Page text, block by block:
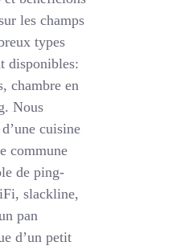
les champs
types
disponibles:
chambre en
Nous
cuisine
commune
de ping-
slackline,
pan
d’un petit